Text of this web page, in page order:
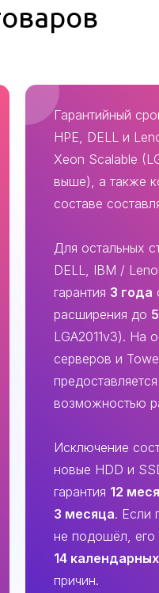
Гарантийный
HPE, DELL и
Xeon Scalable
выше), а также
составе
Для остальных
DELL, IBM /
гарантия 3 года
расширения до
LGA2011v3). На
серверов и
возможностью
Исключение
новые HDD и
гарантия 12
3 месяца. Если
не подошёл, его
14
причин.